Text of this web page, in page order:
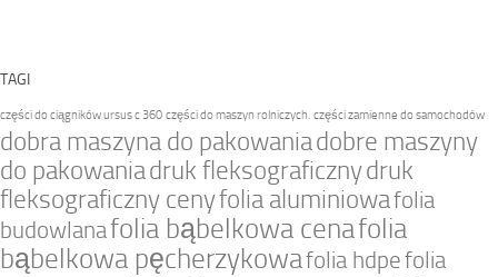
TAGI
części do ciągników ursus c 360 części do maszyn rolniczych. części zamienne do samochodów
dobra maszyna do pakowaniadobre maszyny
do pakowaniadruk fleksograficznydruk
fleksograficzny cenyfolia aluminiowafolia
budowlanafolia bąbelkowa cenafolia
bąbelkowa pęcherzykowafolia hdpefolia